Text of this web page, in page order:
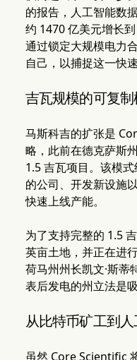
的报告，人工智能数
约 1470 亿美元增长
通过锁定大规模电力
自己，以捕捉这一快
吉瓦规模的可复
马斯科吉的扩张是
略，此前在德克萨斯
1.5 吉瓦项目。该模
的公司、开发新设施
快速上线产能。
为了支持完整的 1.5
英亩土地，并正在进
荷马州州长凯文·斯
表后发电的州立法是
从比特币矿工到
虽然 Core Scientific